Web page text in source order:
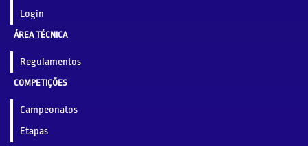
Login
ÁREA TÉCNICA
Regulamentos
COMPETIÇÕES
Campeonatos
Etapas